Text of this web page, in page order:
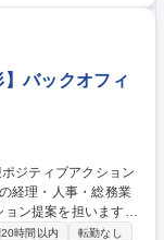
ウェアで事業部が分
に配属となる予定で
バックオフィ
ン提案を担います。
務効率化を提案す
時間以内
転勤なし